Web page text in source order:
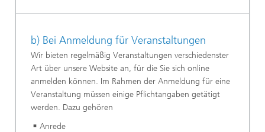
b) Bei Anmeldung für Veranstaltungen
Wir bieten regelmäßig Veranstaltungen verschiedenster
Art über unsere Website an, für die Sie sich online
anmelden können. Im Rahmen der Anmeldung für eine
Veranstaltung müssen einige Pflichtangaben getätigt
werden. Dazu gehören
Anrede